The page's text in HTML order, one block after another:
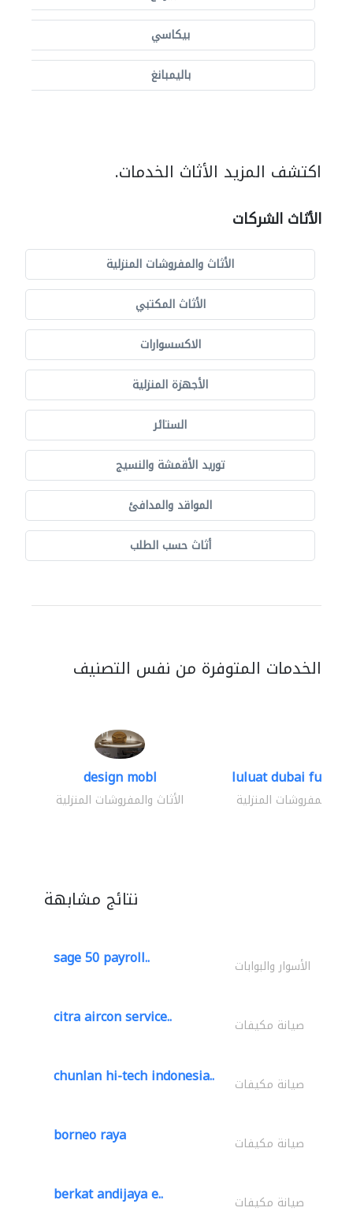
بيكاسي
باليمبانغ
اكتشف المزيد الأثاث الخدمات.
الأثاث الشركات
الأثاث والمفروشات المنزلية
الأثاث المكتبي
الاكسسوارات
الأجهزة المنزلية
الستائر
توريد الأقمشة والنسيج
المواقد والمدافئ
أثاث حسب الطلب
الخدمات المتوفرة من نفس التصنيف
design mobl
الأثاث والمفروشات المنزلية
luluat dubai
والمفروشات المنزلية
نتائج مشابهة
sage 50 payroll.. الأسوار والبوابات
citra aircon service.. صيانة مكيفات
chunlan hi-tech indonesia.. صيانة مكيفات
borneo raya صيانة مكيفات
berkat andijaya e.. صيانة مكيفات